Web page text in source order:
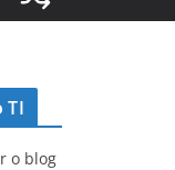
TI
o blog